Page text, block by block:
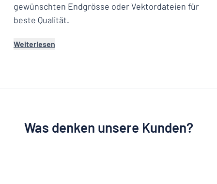
gewünschten Endgrösse oder Vektordateien für
beste Qualität.
Weiterlesen
Was denken unsere Kunden?